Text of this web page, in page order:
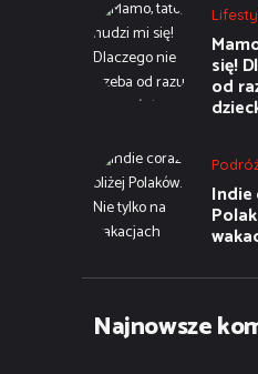
się!
od
Indie
Najnowsze